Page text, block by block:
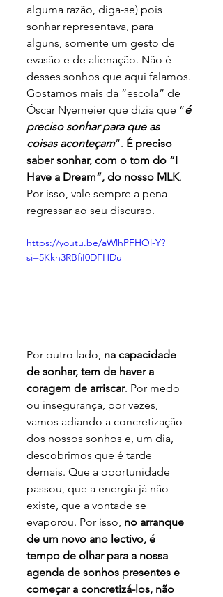
alguma razão, diga-se) pois
sonhar representava, para
alguns, somente um gesto de
evasão e de alienação. Não é
desses sonhos que aqui falamos.
Gostamos mais da “escola” de
Óscar Nyemeier que dizia que “é
preciso sonhar para que as
coisas aconteçam”. É preciso
saber sonhar, com o tom do “I
Have a Dream”, do nosso MLK.
Por isso, vale sempre a pena
regressar ao seu discurso.
https://youtu.be/aWlhPFHOl-Y?
si=5Kkh3RBfiI0DFHDu
Por outro lado, na capacidade
de sonhar, tem de haver a
coragem de arriscar. Por medo
ou insegurança, por vezes,
vamos adiando a concretização
dos nossos sonhos e, um dia,
descobrimos que é tarde
demais. Que a oportunidade
passou, que a energia já não
existe, que a vontade se
evaporou. Por isso, no arranque
de um novo ano lectivo, é
tempo de olhar para a nossa
agenda de sonhos presentes e
começar a concretizá-los, não